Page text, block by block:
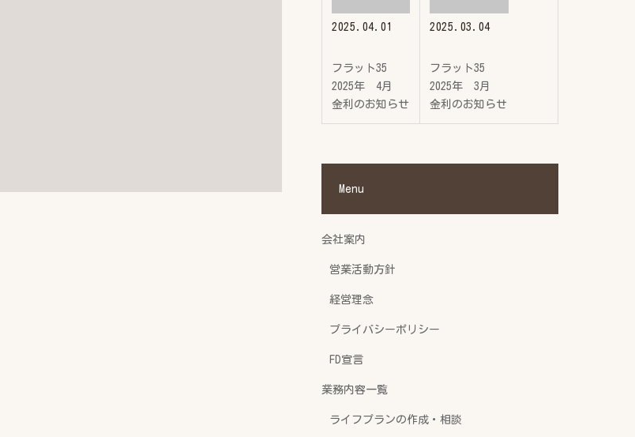
2025.04.01
フラット35
2025年 4月
金利のお知らせ
2025.03.04
フラット35
2025年 3月
金利のお知らせ
Menu
会社案内
営業活動方針
経営理念
プライバシーポリシー
FD宣言
業務内容一覧
ライフプランの作成・相談